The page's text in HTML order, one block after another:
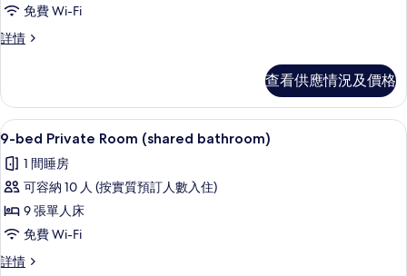
Twin
Room
的
相
片
免費 Wi-Fi
詳情
Budget
bathroom)
詳
情
查看供應情況及價格
載
入
所
有
9-
bed
Private
9-bed Private Room (shared
6
9-bed Private Room (shared bathroom)
1 間睡房
可容納 10 人 (按實質預訂人數入住)
9 張單人床
免費 Wi-Fi
詳情
9-